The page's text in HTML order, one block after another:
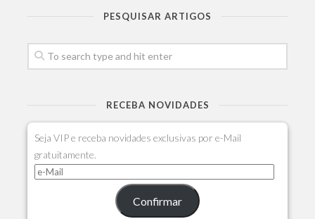
PESQUISAR ARTIGOS
RECEBA NOVIDADES
Seja VIP e receba novidades exclusivas por e-Mail
gratuitamente.
Confirmar